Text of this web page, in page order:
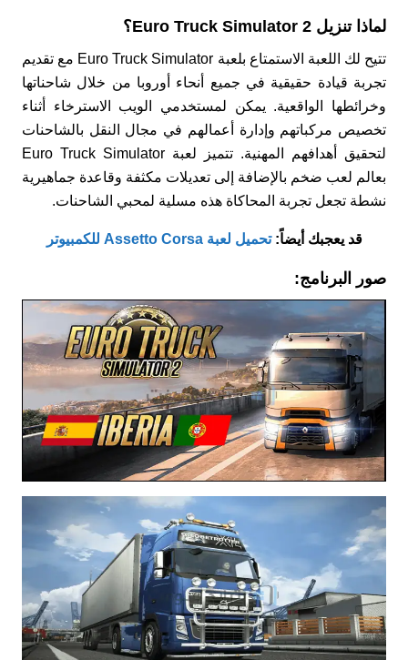
لماذا تنزيل Euro Truck Simulator 2؟
تتيح لك اللعبة الاستمتاع بلعبة Euro Truck Simulator مع تقديم
تجربة قيادة حقيقية في جميع أنحاء أوروبا من خلال شاحناتها
وخرائطها الواقعية. يمكن لمستخدمي الويب الاسترخاء أثناء
تخصيص مركباتهم وإدارة أعمالهم في مجال النقل بالشاحنات
لتحقيق أهدافهم المهنية. تتميز لعبة Euro Truck Simulator
بعالم لعب ضخم بالإضافة إلى تعديلات مكثفة وقاعدة جماهيرية
نشطة تجعل تجربة المحاكاة هذه مسلية لمحبي الشاحنات.
قد يعجبك أيضاً: تحميل لعبة Assetto Corsa للكمبيوتر
صور البرنامج: